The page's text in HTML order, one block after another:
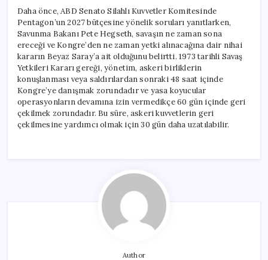
Daha önce, ABD Senato Silahlı Kuvvetler Komitesinde
Pentagon’un 2027 bütçesine yönelik soruları yanıtlarken,
Savunma Bakanı Pete Hegseth, savaşın ne zaman sona
ereceği ve Kongre’den ne zaman yetki alınacağına dair nihai
kararın Beyaz Saray’a ait olduğunu belirtti. 1973 tarihli Savaş
Yetkileri Kararı gereği, yönetim, askeri birliklerin
konuşlanması veya saldırılardan sonraki 48 saat içinde
Kongre’ye danışmak zorundadır ve yasa koyucular
operasyonların devamına izin vermedikçe 60 gün içinde geri
çekilmek zorundadır. Bu süre, askeri kuvvetlerin geri
çekilmesine yardımcı olmak için 30 gün daha uzatılabilir.
Author